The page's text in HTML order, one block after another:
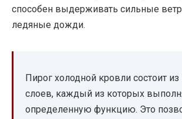
способен выдерживать сильные
ледяные дожди.
Пирог холодной кровли состоит
слоев, каждый из которых
определенную функцию. Это